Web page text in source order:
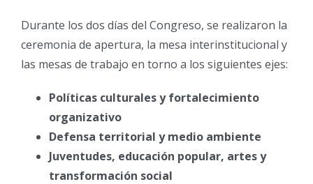
Durante los dos días del Congreso, se realizaron la
ceremonia de apertura, la mesa interinstitucional y
las mesas de trabajo en torno a los siguientes ejes:
Políticas culturales y fortalecimiento
organizativo
Defensa territorial y medio ambiente
Juventudes, educación popular, artes y
transformación social